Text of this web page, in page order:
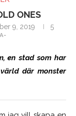
ONES
9, 2019
5
A-
en stad som har
där monster